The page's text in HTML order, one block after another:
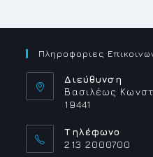
Πληροφοριες
Διεύθυνση
Βασιλέως
19441
Τηλέφωνο
213 2000700